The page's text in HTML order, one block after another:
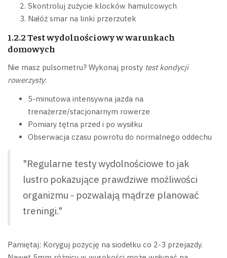
Skontroluj zużycie klocków hamulcowych
Nałóż smar na linki przerzutek
1.2.2 Test wydolnościowy w warunkach
domowych
Nie masz pulsometru? Wykonaj prosty test kondycji
rowerzysty:
5-minutowa intensywna jazda na
trenażerze/stacjonarnym rowerze
Pomiary tętna przed i po wysiłku
Obserwacja czasu powrotu do normalnego oddechu
"Regularne testy wydolnościowe to jak
lustro pokazujące prawdziwe możliwości
organizmu - pozwalają mądrze planować
treningi."
Pamiętaj: Koryguj pozycję na siodełku co 2-3 przejazdy.